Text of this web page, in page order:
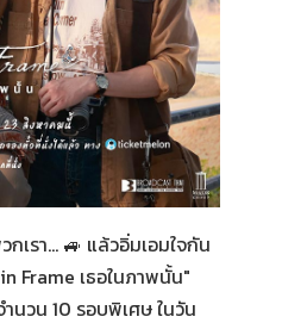
เธอในภาพนั้น
รา... 🚙 แล้วอิ่มเอมใจกัน
Frame เธอในภาพนั้น"
นวน 10 รอบพิเศษ ในวัน